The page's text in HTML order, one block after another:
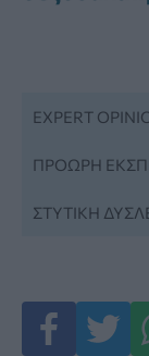
EXPERT
ΠΡΌΩΡΗ
ΣΤΥΤΙΚΉ